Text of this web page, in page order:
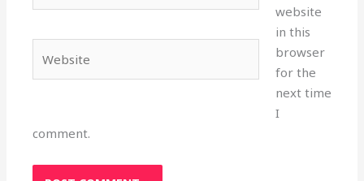
website
in this
browser
for the
next time
I
comment.